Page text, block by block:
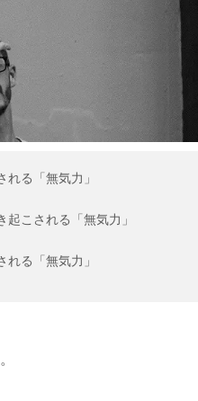
る「無気力」
こされる「無気力」
る「無気力」